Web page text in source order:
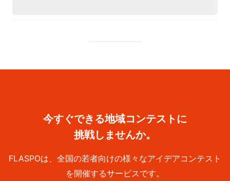
今すぐできる地域コンテストに
挑戦しませんか。
FLASPOは、全国の若者向けの様々なアイデアコンテスト
を開催するサービスです。